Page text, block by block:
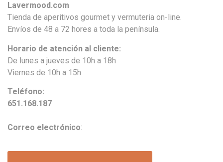
Lavermood.com
Tienda de aperitivos gourmet y vermuteria on-line.
Envíos de 48 a 72 hores a toda la península.
Horario de atención al cliente:
De lunes a jueves de 10h a 18h
Viernes de 10h a 15h
Teléfono:
651.168.187
Correo electrónico: